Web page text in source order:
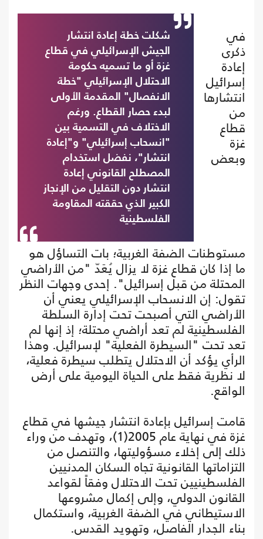
شكلت خطة إعادة انتشار
الجيش الإسرائيلي في قطاع
غزة أو ما تسميه حكومة
الاحتلال الإسرائيلي "خطة
الانفصال" المقدمة الأولى
لبدء حصار القطاع. ورغم
الاختلاف في التسمية بين
"انسحاب إسرائيلي" و"إعادة
انتشار"، نفضل استخدام
المصطلح القانوني إعادة
انتشار دون التقليل من الإنجاز
الكبير الذي حققته المقاومة
الفلسطينية
في
ذكرى
إعادة
إسرائيل
انتشارها
من
قطاع
غزة
وبعض
مستوطنات الضفة الغربية؛ بات التساؤل هو
ما إذا كان قطاع غزة لا يزال يُعَدّ "من الأراضي
المحتلة من قبل إسرائيل". إحدى وجهات النظر
تقول: إن الانسحاب الإسرائيلي يعني أن
الأراضي التي أصبحت تحت إدارة السلطة
الفلسطينية لم تعد أراضي محتلة؛ إذ إنها لم
تعد تحت "السيطرة الفعلية" لإسرائيل. وهذا
الرأي يؤكد أن الاحتلال يتطلب سيطرة فعلية،
لا نظرية فقط على الحياة اليومية على أرض
الواقع.
قامت إسرائيل بإعادة انتشار جيشها في قطاع
غزة في نهاية عام 2005(1)، وتهدف من وراء
ذلك إلى إخلاء مسؤوليتها، والتنصل من
التزاماتها القانونية تجاه السكان المدنيين
الفلسطينيين تحت الاحتلال وفقاً لقواعد
القانون الدولي، وإلى إكمال مشروعها
الاستيطاني في الضفة الغربية، واستكمال
بناء الجدار الفاصل، وتهويد القدس.